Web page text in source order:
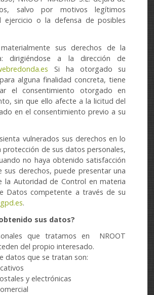
salvo por motivos legítimos
ejercicio o la defensa de posibles
sus derechos de la
dirigiéndose a la dirección de
Si ha otorgado su
alguna finalidad concreta, tiene
el consentimiento otorgado en
sin que ello afecte a la licitud del
en el consentimiento previo a su
vulnerados sus derechos en lo
protección de sus datos personales,
no haya obtenido satisfacción
sus derechos, puede presentar una
la Autoridad de Control en materia
Datos competente a través de su
.
sus datos?
que tratamos en NROOT
del propio interesado.
datos que se tratan son:
y electrónicas